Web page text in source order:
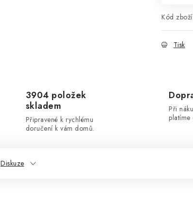
Kód zboží:
Tisk
3904 položek
skladem
Připravené k rychlému
doručení k vám domů.
Při
platíme
Diskuze